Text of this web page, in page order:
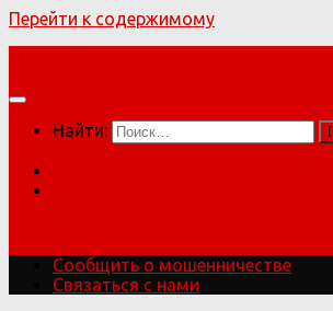
Перейти к содержимому
Найти:
Сообщить о мошенничестве
Связаться с нами